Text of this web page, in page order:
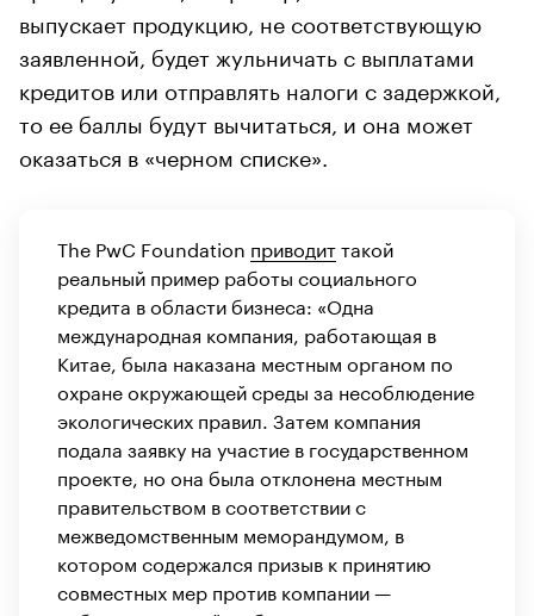
выпускает продукцию, не соответствующую
заявленной, будет жульничать с выплатами
кредитов или отправлять налоги с задержкой,
то ее баллы будут вычитаться, и она может
оказаться в «черном списке».
The PwC Foundation приводиттакой
реальный пример работы социального
кредита в области бизнеса: «Одна
международная компания, работающая в
Китае, была наказана местным органом по
охране окружающей среды за несоблюдение
экологических правил. Затем компания
подала заявку на участие в государственном
проекте, но она была отклонена местным
правительством в соответствии с
межведомственным меморандумом, в
котором содержался призыв к принятию
совместных мер против компании —